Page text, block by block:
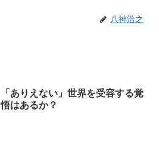
八神浩之
「ありえない」世界を受容する覚
悟はあるか？